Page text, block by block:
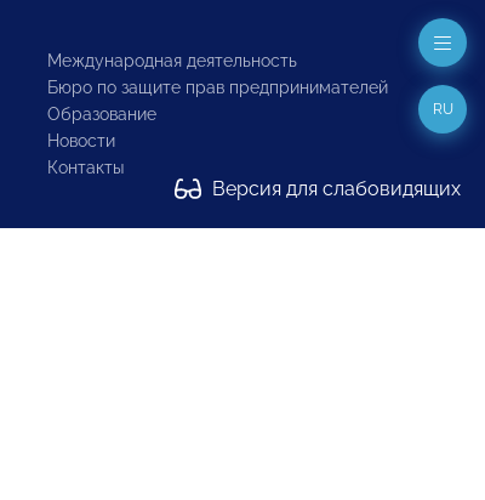
Международная деятельность
Бюро по защите прав предпринимателей
Образование
Новости
Контакты
Версия для слабовидящих
RU